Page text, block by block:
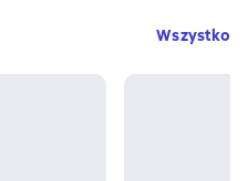
Wszystko